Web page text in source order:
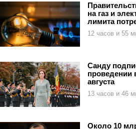
на газ и
лимита
12 часов и 55
Санду
проведении
августа
13 часов и 46
Около 10